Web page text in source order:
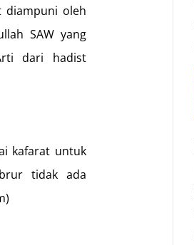
diampuni oleh
SAW yang
dari hadist
kafarat untuk
tidak ada